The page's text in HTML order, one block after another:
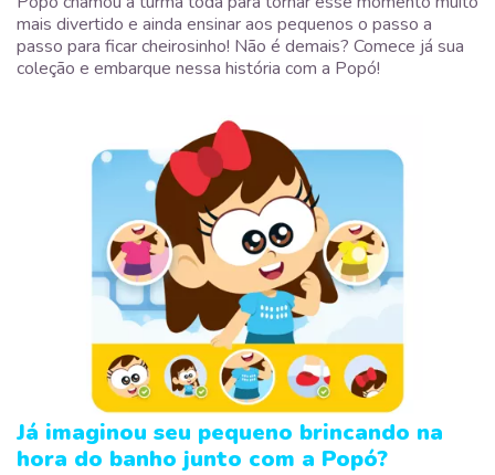
mais divertido e ainda ensinar aos pequenos o passo a
passo para ficar cheirosinho! Não é demais? Comece já sua
coleção e embarque nessa história com a Popó!
Já imaginou seu pequeno brincando na
hora do banho junto com a Popó?